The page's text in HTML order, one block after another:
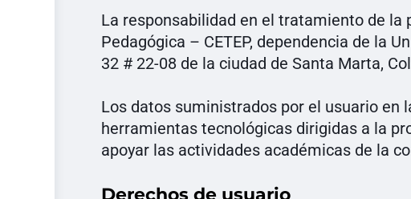
La responsabilidad en el tratamiento de la
Pedagógica – CETEP, dependencia de la
32 # 22-08 de la ciudad de Santa Marta,
Los datos suministrados por el usuario
herramientas tecnológicas dirigidas a la
apoyar las actividades académicas de la
Derechos de usuario